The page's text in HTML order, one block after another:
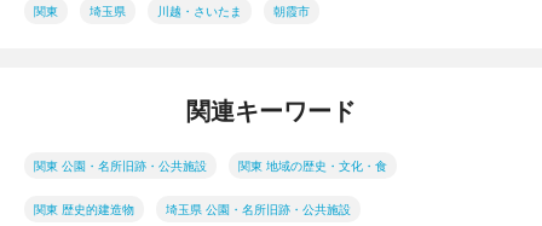
関東 埼玉県 川越・さいたま 朝霞市
関連キーワード
関東 公園・名所旧跡・公共施設 関東 地域の歴史・文化・食
関東 歴史的建造物 埼玉県 公園・名所旧跡・公共施設